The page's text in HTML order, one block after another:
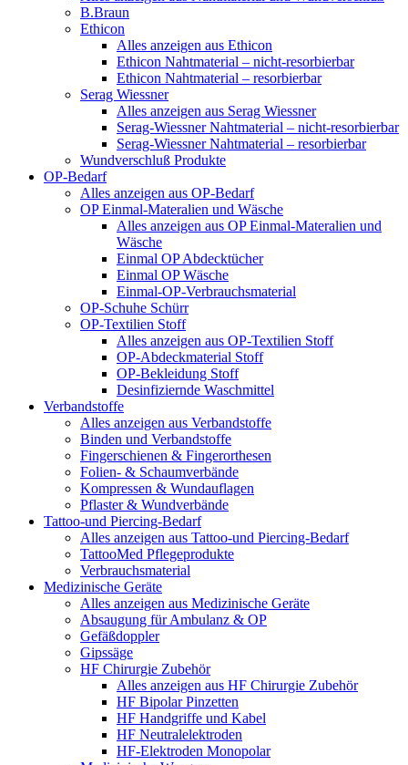
B.Braun
Ethicon
Alles anzeigen aus Ethicon
Ethicon Nahtmaterial – nicht-resorbierbar
Ethicon Nahtmaterial – resorbierbar
Serag Wiessner
Alles anzeigen aus Serag Wiessner
Serag-Wiessner Nahtmaterial – nicht-resorbierbar
Serag-Wiessner Nahtmaterial – resorbierbar
Wundverschluß Produkte
OP-Bedarf
Alles anzeigen aus OP-Bedarf
OP Einmal-Materalien und Wäsche
Alles anzeigen aus OP Einmal-Materalien und
Wäsche
Einmal OP Abdecktücher
Einmal OP Wäsche
Einmal-OP-Verbrauchsmaterial
OP-Schuhe Schürr
OP-Textilien Stoff
Alles anzeigen aus OP-Textilien Stoff
OP-Abdeckmaterial Stoff
OP-Bekleidung Stoff
Desinfiziernde Waschmittel
Verbandstoffe
Alles anzeigen aus Verbandstoffe
Binden und Verbandstoffe
Fingerschienen & Fingerorthesen
Folien- & Schaumverbände
Kompressen & Wundauflagen
Pflaster & Wundverbände
Tattoo-und Piercing-Bedarf
Alles anzeigen aus Tattoo-und Piercing-Bedarf
TattooMed Pflegeprodukte
Verbrauchsmaterial
Medizinische Geräte
Alles anzeigen aus Medizinische Geräte
Absaugung für Ambulanz & OP
Gefäßdoppler
Gipssäge
HF Chirurgie Zubehör
Alles anzeigen aus HF Chirurgie Zubehör
HF Bipolar Pinzetten
HF Handgriffe und Kabel
HF Neutralelektroden
HF-Elektroden Monopolar